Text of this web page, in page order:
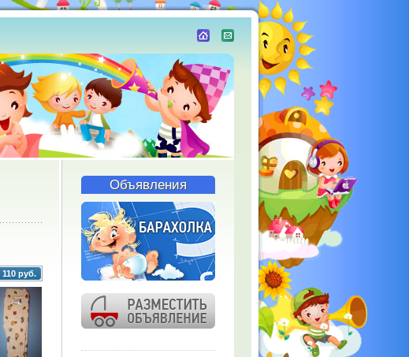
110 руб.
Объявления